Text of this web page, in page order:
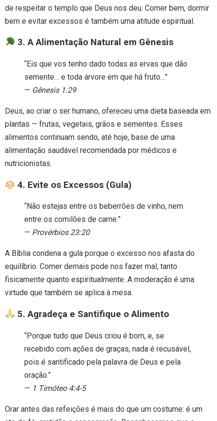
de respeitar o templo que Deus nos deu. Comer bem, dormir
bem e evitar excessos é também uma atitude espiritual.
3. A Alimentação Natural em Gênesis
“Eis que vos tenho dado todas as ervas que dão
semente… e toda árvore em que há fruto…”
— Gênesis 1:29
Deus, ao criar o ser humano, ofereceu uma dieta baseada em
plantas — frutas, vegetais, grãos e sementes. Esses
alimentos continuam sendo, até hoje, base de uma
alimentação saudável recomendada por médicos e
nutricionistas.
4. Evite os Excessos (Gula)
“Não estejas entre os beberrões de vinho, nem
entre os comilões de carne.”
— Provérbios 23:20
A Bíblia condena a gula porque o excesso nos afasta do
equilíbrio. Comer demais pode nos fazer mal, tanto
fisicamente quanto espiritualmente. A moderação é uma
virtude que também se aplica à mesa.
5. Agradeça e Santifique o Alimento
“Porque tudo que Deus criou é bom, e, se
recebido com ações de graças, nada é recusável,
pois é santificado pela palavra de Deus e pela
oração.”
— 1 Timóteo 4:4-5
Orar antes das refeições é mais do que um costume: é um